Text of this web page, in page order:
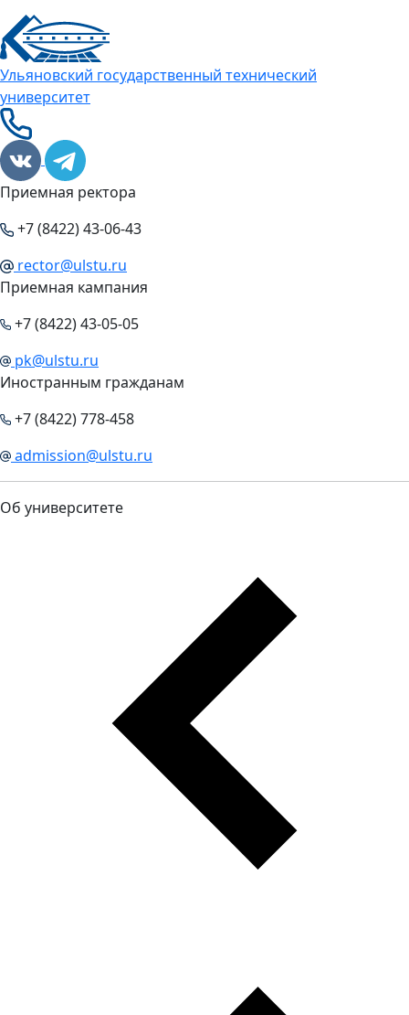
Ульяновский государственный технический
университет
Приемная ректора
+7 (8422) 43-06-43
rector@ulstu.ru
Приемная кампания
+7 (8422) 43-05-05
pk@ulstu.ru
Иностранным гражданам
+7 (8422) 778-458
admission@ulstu.ru
Об университете